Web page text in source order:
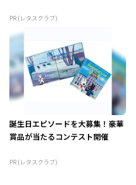
PR (レタスクラブ)
誕生日エピソードを大募集！豪華
賞品が当たるコンテスト開催
PR (レタスクラブ)